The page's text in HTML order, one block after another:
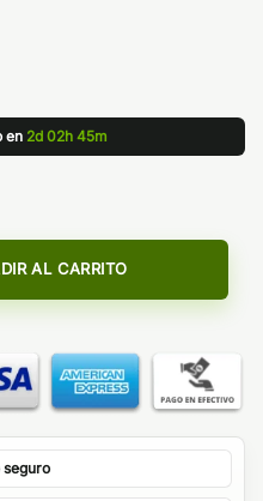
en 2d 02h 45m
10ml/30 MiniLongfill -
AL CARRITO
seguro